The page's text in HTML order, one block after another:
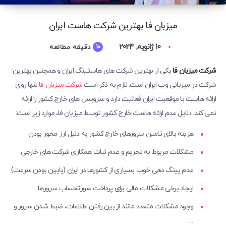
میزبان فا بهترین شرکت هاست ایران
10 ژانویه, 2024 10 دقیقه مطالعه
شرکت میزبان فایکی از بهترین شرکت های هاستینگ ایران و همچنین بهترین
شرکت در میزبانی وب ایران است. لازم به ذکر استشرکت میزبان فاتنها روی
ارائه هاست با موقعیت ایران فعالیت دارد و سرویس های خارج کشور را ارائه
نمی کند. دلایل عدم ارائه هاست خارج کشور توسط میزبان فا، موارد زیر است:
هزینه بالای تامین سرورهای خارج کشور به دلیل ارز محور بودن
مشکلات مربوط به تحریم و عدم ثبات همکاری شرکت های خارجی
عدم پینگ دهی خوب بسیاری از کشورها در ایران (پایین بودن سرعت)
ایجاد برخی مشکلات مالی برای پرداخت صورتحساب سرورها
وجود مشکلات متعدد مانند از بین رفتن اطلاعات، ضبط شدن سرور و
…